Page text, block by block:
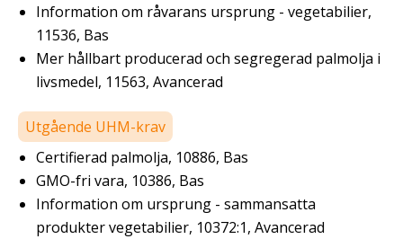
Information om råvarans ursprung - vegetabilier,
11536, Bas
Mer hållbart producerad och segregerad palmolja i
livsmedel, 11563, Avancerad
Utgående UHM-krav
Certifierad palmolja, 10886, Bas
GMO-fri vara, 10386, Bas
Information om ursprung - sammansatta
produkter vegetabilier, 10372:1, Avancerad